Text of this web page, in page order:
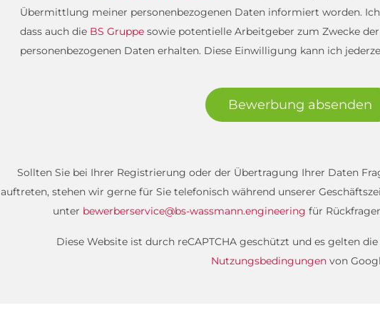
Übermittlung meiner personenbezogenen Daten informiert worden.
dass auch die BS Gruppe sowie potentielle Arbeitgeber zum Zwecke
personenbezogenen Daten erhalten. Diese Einwilligung kann ich
Bewerbung absenden
Sollten Sie bei Ihrer Registrierung oder der Übertragung Ihrer Daten
auftreten, stehen wir gerne für Sie telefonisch während unserer
unter bewerberservice@bs-wassmann.engineering für
Diese Website ist durch reCAPTCHA geschützt und es gelten die
Nutzungsbedingungen von